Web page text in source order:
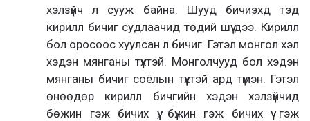
хэлзүйч л сууж байна. Шууд бичиэхд тэд
кирилл бичиг судлаачид төдий шүү дээ. Кирилл
бол оросоос хуулсан л бичиг. Гэтэл монгол хэл
хэдэн мянганы түүхтэй. Монголчууд бол хэдэн
мянганы бичиг соёлын түүхтэй ард түмэн. Гэтэл
өнөөдөр кирилл бичгийн хэдэн хэлзүйчид
бөжин гэж бичих үү, бүжин гэж бичих үү гэж